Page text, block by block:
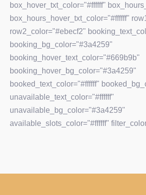
box_hover_txt_color="#ffffff"
box_hours_hover_txt_color="#ffffff"
row2_color="#ebecf2"
booking_bg_color="#3a4259"
booking_hover_text_color="#669b9b"
booking_hover_bg_color="#3a4259"
booked_text_color="#ffffff"
unavailable_text_color="#ffffff"
unavailable_bg_color="#3a4259"
available_slots_color="#ffffff"